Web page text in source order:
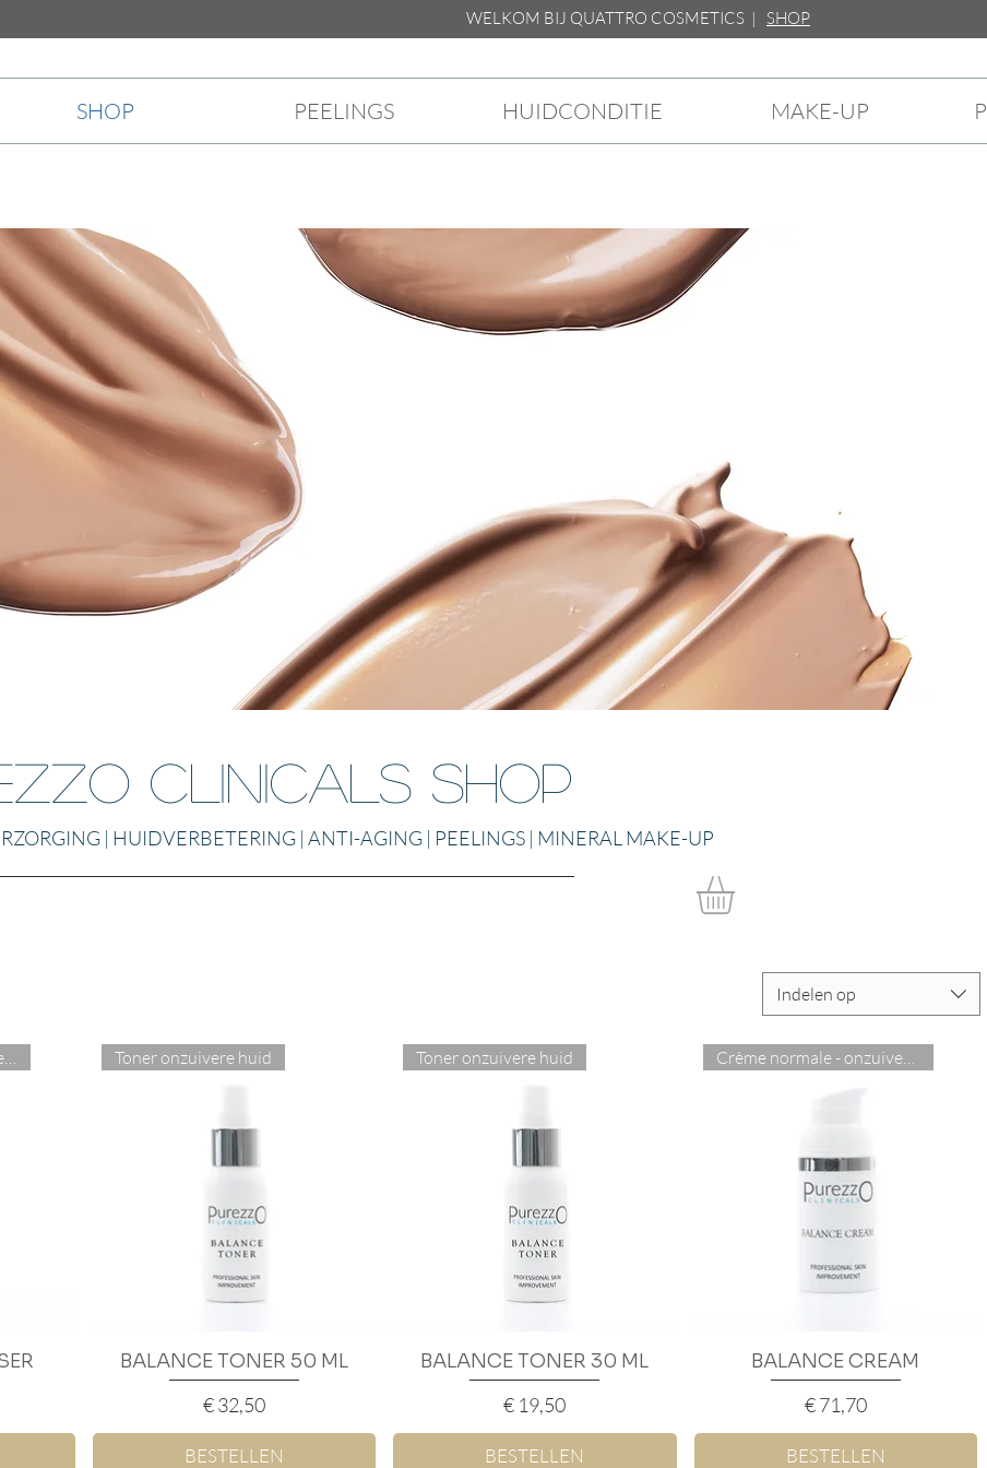
WELKOM BIJ QUATTRO COSMETICS | SHOP
SHOP PEELINGS HUIDCONDITIE MAKE-UP
Clinicals Shop
| HUIDVERBETERING | ANTI-AGING | PEELINGS | MINERAL MAKE-UP
Indelen op
Reiniging vette onzuivere huid
Snel overzicht
Toner onzuivere huid
BALANCE TONER 50 ML
Prijs
€ 32,50
BESTELLEN
Snel overzicht
Toner onzuivere huid
BALANCE TONER 30 ML
Prijs
€ 19,50
BESTELLEN
Snel overzicht
BALANCE CREAM
Prijs
€ 71,70
BESTELLEN